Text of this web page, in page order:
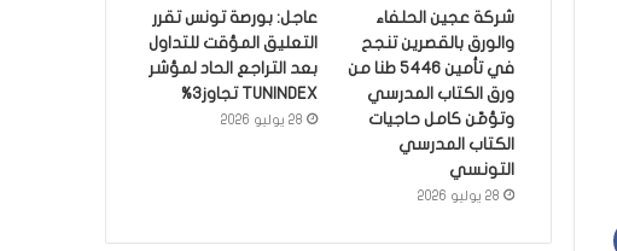
شركة عجين الحلفاء
والورق بالقصرين تنجح
في تأمين 5446 طنا من
ورق الكتاب المدرسي
وتؤمّن كامل حاجيات
الكتاب المدرسي
التونسي
28 يوليو 2026
عاجل: بورصة تونس تقرر
التعليق المؤقت للتداول
بعد التراجع الحاد لمؤشر
TUNINDEX تجاوز3%
28 يوليو 2026